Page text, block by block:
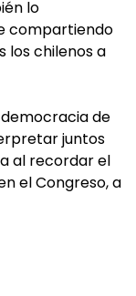
lo
compartiendo
los chilenos a
de
juntos
al recordar el
el Congreso, a